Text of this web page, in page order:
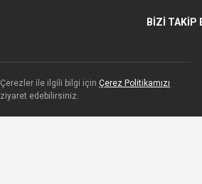
BİZİ TAKİP
Çerezler ile ilgili bilgi içinÇerez Politikamızı
ziyaret edebilirsiniz.